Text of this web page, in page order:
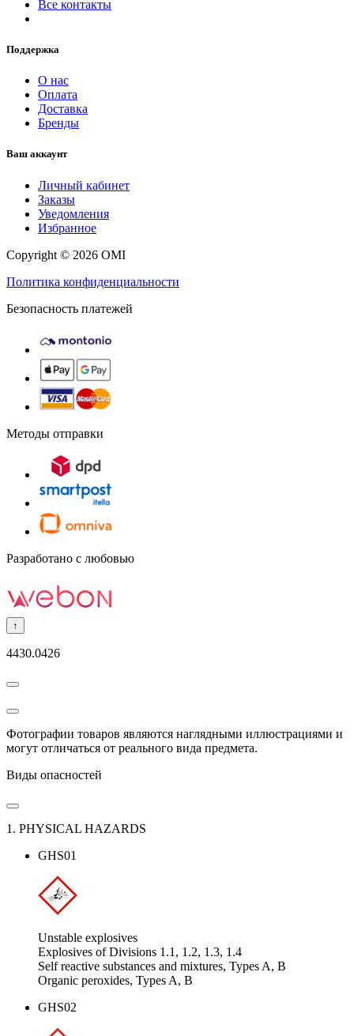
Все контакты
Поддержка
О нас
Оплата
Доставка
Бренды
Ваш аккаунт
Личный кабинет
Заказы
Уведомления
Избранное
Copyright © 2026 OMI
Политика конфиденциальности
Безопасность платежей
Методы отправки
Разработано с любовью
↑
4430.0426
Фотографии товаров являются наглядными иллюстрациями и
могут отличаться от реального вида предмета.
Виды опасностей
1. PHYSICAL HAZARDS
GHS01
Unstable explosives
Explosives of Divisions 1.1, 1.2, 1.3, 1.4
Self reactive substances and mixtures, Types A, B
Organic peroxides, Types A, B
GHS02